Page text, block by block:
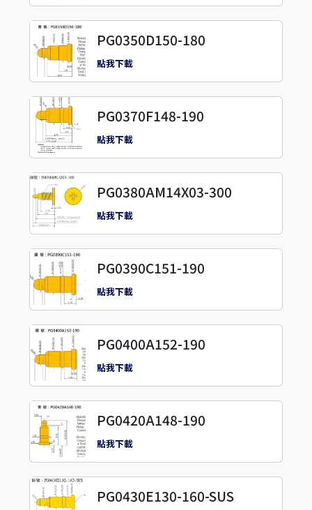
PG0350D150-180
點我下載
PG0370F148-190
點我下載
PG0380AM14X03-300
點我下載
PG0390C151-190
點我下載
PG0400A152-190
點我下載
PG0420A148-190
點我下載
PG0430E130-160-SUS